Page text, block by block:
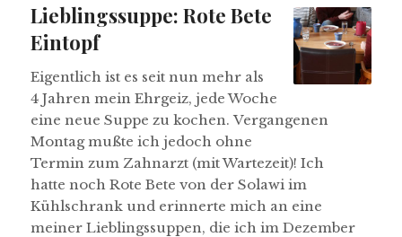
Lieblingssuppe: Rote Bete
Eintopf
Eigentlich ist es seit nun mehr als
4 Jahren mein Ehrgeiz, jede Woche
eine neue Suppe zu kochen. Vergangenen
Montag mußte ich jedoch ohne
Termin zum Zahnarzt (mit Wartezeit)! Ich
hatte noch Rote Bete von der Solawi im
Kühlschrank und erinnerte mich an eine
meiner Lieblingssuppen, die ich im Dezember